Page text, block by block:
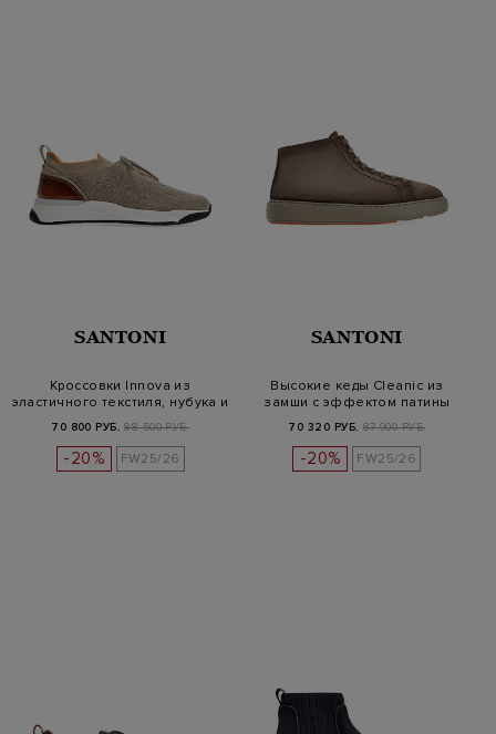
SANTONI
Кроссовки Innova из
эластичного текстиля, нубука и
70 800 РУБ. 88 500 РУБ.
-20% FW25/26
SANTONI
Высокие кеды Cleanic из
замши с эффектом патины
70 320 РУБ. 87 900 РУБ.
-20% FW25/26